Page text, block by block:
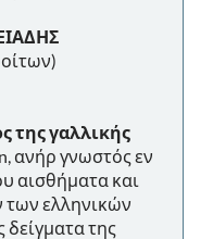
της γαλλικής
ανήρ γνωστός εν
αισθήματα και
των ελληνικών
της